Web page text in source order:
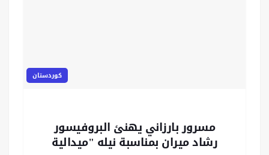
كوردستان
مسرور بارزاني يهنئ البروفيسور
رشاد ميران بمناسبة نيله "ميدالية